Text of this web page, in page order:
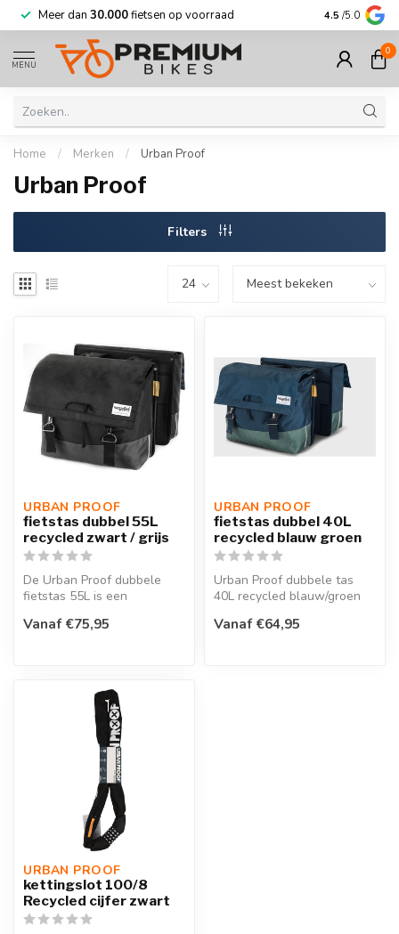
Meer dan 30.000fietsen op voorraad Korting tot
4.5 /5.0
MENU
0
Home / Merken / Urban Proof
Urban Proof
Filters
URBAN PROOF
fietstas dubbel 55L
recycled zwart / grijs
De Urban Proof dubbele
fietstas 55L is een
gerecycled P...
Vanaf €75,95
URBAN PROOF
fietstas dubbel 40L
recycled blauw groen
Urban Proof dubbele tas
40L recycled blauw/groen
een st...
Vanaf €64,95
URBAN PROOF
kettingslot 100/8
Recycled cijfer zwart